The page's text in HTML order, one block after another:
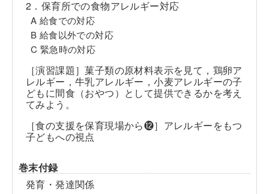
2．保育所での食物アレルギー対応
A 給食での対応
B 給食以外での対応
C 緊急時の対応
［演習課題］菓子類の原材料表示を見て，鶏卵ア
レルギー，牛乳アレルギー，小麦アレルギーの子
どもに間食（おやつ）として提供できるかを考え
てみよう。
［食の支援を保育現場から⓬］アレルギーをもつ
子どもへの視点
巻末付録
発育・発達関係